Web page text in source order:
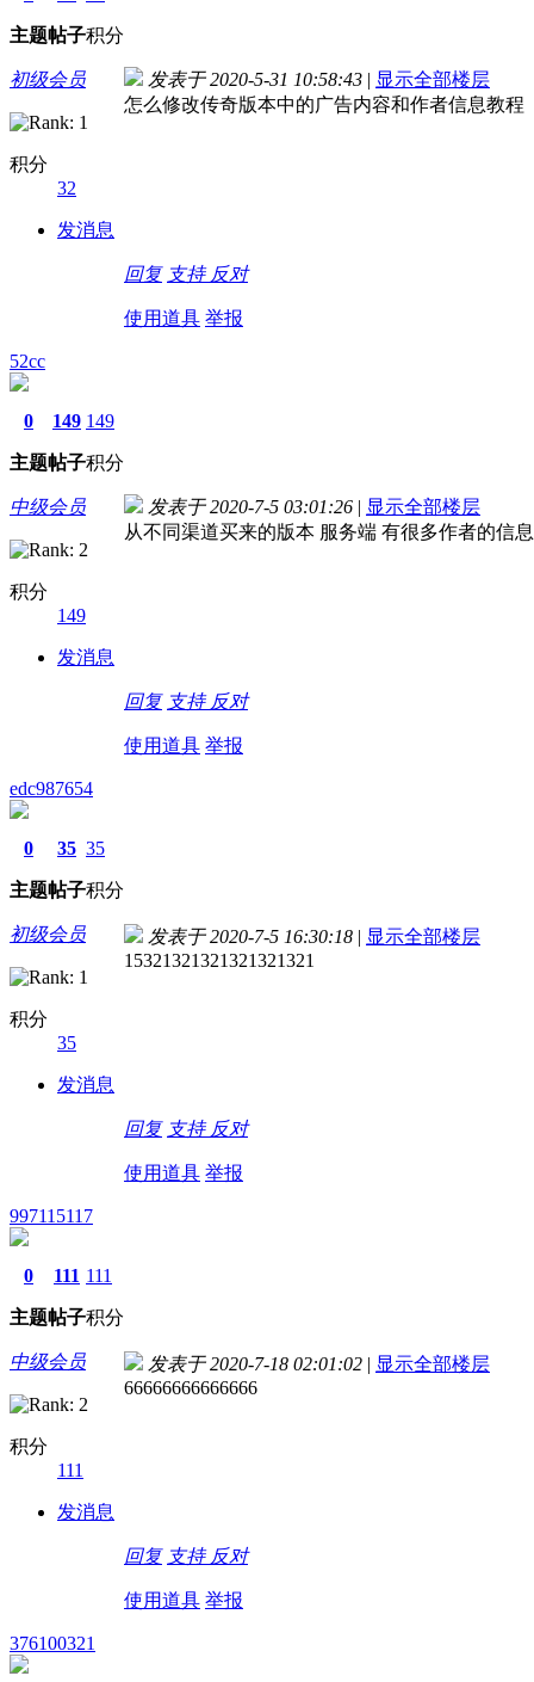
主题帖子积分
初级会员
积分
32
发消息
发表于 2020-5-31 10:58:43 | 显示全部楼层
怎么修改传奇版本中的广告内容和作者信息教程
回复 支持 反对
使用道具 举报
52cc
0
主题
149
帖子
149
积分
中级会员
积分
149
发消息
发表于 2020-7-5 03:01:26 | 显示全部楼层
从不同渠道买来的版本 服务端 有很多作者的信
回复 支持 反对
使用道具 举报
edc987654
0
主题
35
帖子
35
积分
初级会员
积分
35
发消息
发表于 2020-7-5 16:30:18 | 显示全部楼层
15321321321321321321
回复 支持 反对
使用道具 举报
997115117
0
主题
111
帖子
111
积分
中级会员
积分
111
发消息
发表于 2020-7-18 02:01:02 | 显示全部楼层
66666666666666
回复 支持 反对
使用道具 举报
376100321